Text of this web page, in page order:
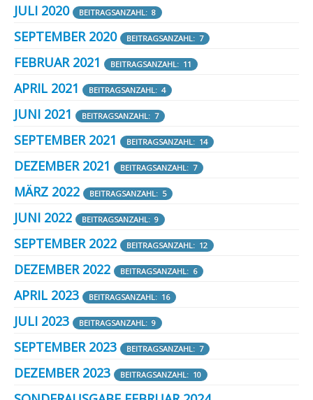
JULI 2020 BEITRAGSANZAHL: 8
SEPTEMBER 2020 BEITRAGSANZAHL: 7
FEBRUAR 2021 BEITRAGSANZAHL: 11
APRIL 2021 BEITRAGSANZAHL: 4
JUNI 2021 BEITRAGSANZAHL: 7
SEPTEMBER 2021 BEITRAGSANZAHL: 14
DEZEMBER 2021 BEITRAGSANZAHL: 7
MÄRZ 2022 BEITRAGSANZAHL: 5
JUNI 2022 BEITRAGSANZAHL: 9
SEPTEMBER 2022 BEITRAGSANZAHL: 12
DEZEMBER 2022 BEITRAGSANZAHL: 6
APRIL 2023 BEITRAGSANZAHL: 16
JULI 2023 BEITRAGSANZAHL: 9
SEPTEMBER 2023 BEITRAGSANZAHL: 7
DEZEMBER 2023 BEITRAGSANZAHL: 10